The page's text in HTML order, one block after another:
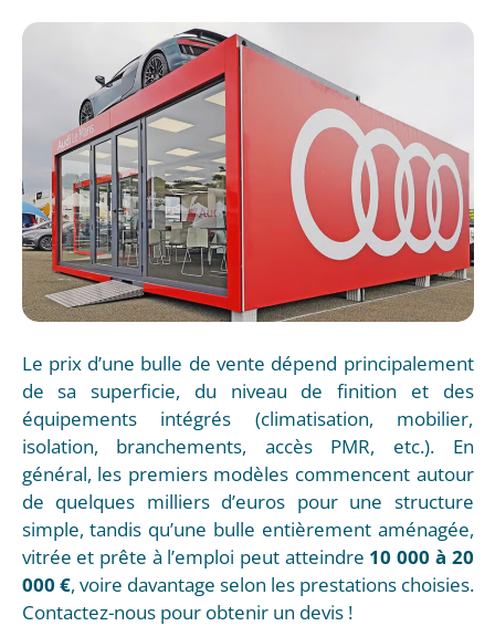
Le prix d’une bulle de vente dépend principalement
de sa superficie, du niveau de finition et des
équipements intégrés (climatisation, mobilier,
isolation, branchements, accès PMR, etc.). En
général, les premiers modèles commencent autour
de quelques milliers d’euros pour une structure
simple, tandis qu’une bulle entièrement aménagée,
vitrée et prête à l’emploi peut atteindre 10 000 à 20
000 €, voire davantage selon les prestations choisies.
Contactez-nous pour obtenir un devis !